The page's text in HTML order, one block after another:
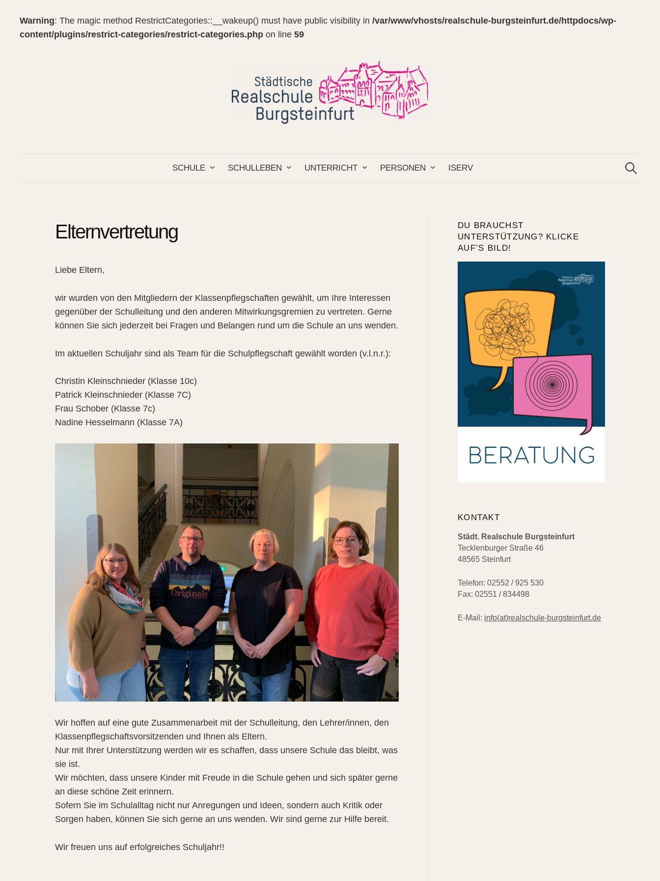
Warning: The magic method RestrictCategories::__wakeup() must have public visibility in /var/www/vhosts/realschule-burgsteinfurt.de/httpdocs/wp-
content/plugins/restrict-categories/restrict-categories.php on line 59
SCHULE SCHULLEBEN UNTERRICHT PERSONEN ISERV
nach:
Elternvertretung
Liebe Eltern,
wir wurden von den Mitgliedern der Klassenpflegschaften gewählt, um Ihre Interessen
gegenüber der Schulleitung und den anderen Mitwirkungsgremien zu vertreten. Gerne
können Sie sich jederzeit bei Fragen und Belangen rund um die Schule an uns wenden.
Im aktuellen Schuljahr sind als Team für die Schulpflegschaft gewählt worden (v.l.n.r.):
Christin Kleinschnieder (Klasse 10c)
Patrick Kleinschnieder (Klasse 7C)
Frau Schober (Klasse 7c)
Nadine Hesselmann (Klasse 7A)
Wir hoffen auf eine gute Zusammenarbeit mit der Schulleitung, den Lehrer/innen, den
Klassenpflegschaftsvorsitzenden und Ihnen als Eltern.
Nur mit Ihrer Unterstützung werden wir es schaffen, dass unsere Schule das bleibt, was
sie ist.
Wir möchten, dass unsere Kinder mit Freude in die Schule gehen und sich später gerne
an diese schöne Zeit erinnern.
Sofern Sie im Schulalltag nicht nur Anregungen und Ideen, sondern auch Kritik oder
Sorgen haben, können Sie sich gerne an uns wenden. Wir sind gerne zur Hilfe bereit.
Wir freuen uns auf erfolgreiches Schuljahr!!
DU BRAUCHST
UNTERSTÜTZUNG? KLICKE
AUF’S BILD!
KONTAKT
Städt. Realschule Burgsteinfurt
Tecklenburger Straße 46
48565 Steinfurt
Telefon: 02552 / 925 530
Fax: 02551 / 834498
E-Mail: info(at)realschule-burgsteinfurt.de